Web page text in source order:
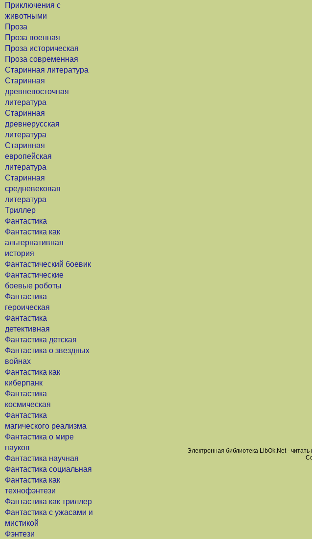
Приключения с
животными
Проза
Проза военная
Проза историческая
Проза современная
Старинная литература
Старинная
древневосточная
литература
Старинная
древнерусская
литература
Старинная
европейская
литература
Старинная
средневековая
литература
Триллер
Фантастика
Фантастика как
альтернативная
история
Фантастический боевик
Фантастические
боевые роботы
Фантастика
героическая
Фантастика
детективная
Фантастика детская
Фантастика о звездных
войнах
Фантастика как
киберпанк
Фантастика
космическая
Фантастика
магического реализма
Фантастика о мире
пауков
Фантастика научная
Фантастика социальная
Фантастика как
технофэнтези
Фантастика как триллер
Фантастика с ужасами и
мистикой
Фэнтези
Электронная библиотека LibOk.Net - читать